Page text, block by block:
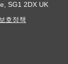
SG1 2DX UK
호정책